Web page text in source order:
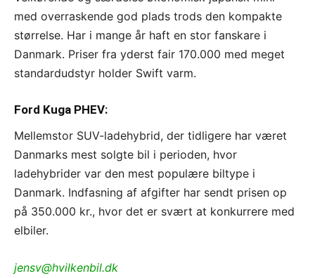
med overraskende god plads trods den kompakte
størrelse. Har i mange år haft en stor fanskare i
Danmark. Priser fra yderst fair 170.000 med meget
standardudstyr holder Swift varm.
Ford Kuga PHEV:
Mellemstor SUV-ladehybrid, der tidligere har været
Danmarks mest solgte bil i perioden, hvor
ladehybrider var den mest populære biltype i
Danmark. Indfasning af afgifter har sendt prisen op
på 350.000 kr., hvor det er svært at konkurrere med
elbiler.
jensv@hvilkenbil.dk